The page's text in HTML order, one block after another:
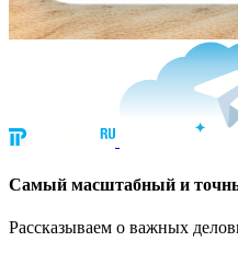
Cамый масштабный и
Рассказываем о важных